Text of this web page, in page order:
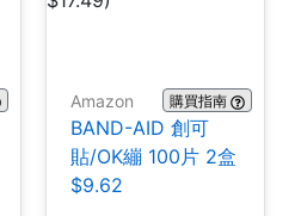
Amazon 購買指南
BAND-AID 創可
貼/OK繃 100片 2盒
$9.62